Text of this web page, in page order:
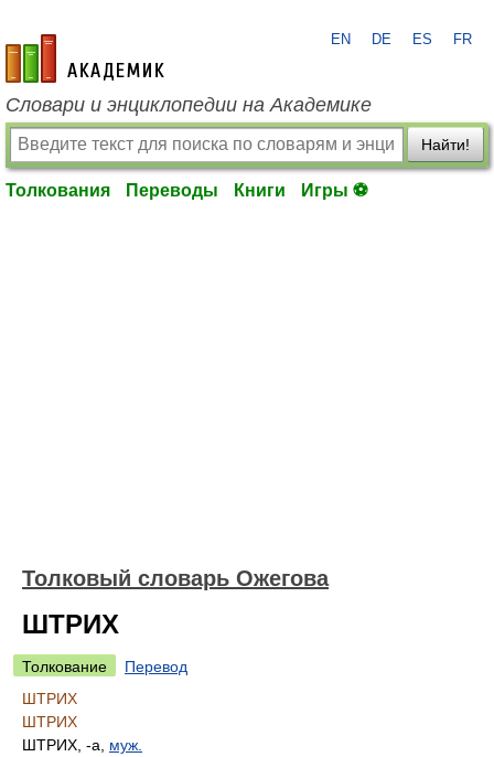
academic.ru
EN DE ES FR
Словари и энциклопедии на Академике
Найти!
Толкования Переводы Книги Игры ⚽
Толковый словарь Ожегова
ШТРИХ
Толкование
Перевод
ШТРИХ
ШТРИХ
ШТРИХ, -а, муж.